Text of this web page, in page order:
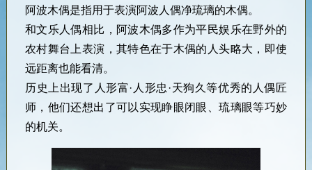
阿波木偶是指用于表演阿波人偶净琉璃的木偶。
和文乐人偶相比，阿波木偶多作为平民娱乐在野外的
农村舞台上表演，其特色在于木偶的人头略大，即使
远距离也能看清。
历史上出现了人形富·人形忠·天狗久等优秀的人偶匠
师，他们还想出了可以实现睁眼闭眼、琉璃眼等巧妙
的机关。